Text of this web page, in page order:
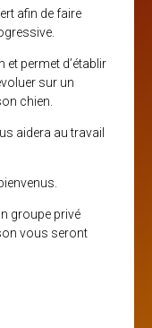
afin de faire
et permet d’établir
sur un
chien.
aidera au travail
groupe privé
vous seront